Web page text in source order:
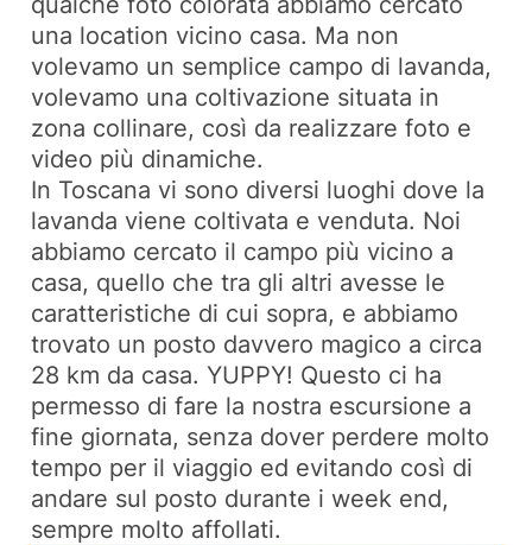
una location vicino casa. Ma non
volevamo un semplice campo di lavanda,
volevamo una coltivazione situata in
zona collinare, così da realizzare foto e
video più dinamiche.
In Toscana vi sono diversi luoghi dove la
lavanda viene coltivata e venduta. Noi
abbiamo cercato il campo più vicino a
casa, quello che tra gli altri avesse le
caratteristiche di cui sopra, e abbiamo
trovato un posto davvero magico a circa
28 km da casa. YUPPY! Questo ci ha
permesso di fare la nostra escursione a
fine giornata, senza dover perdere molto
tempo per il viaggio ed evitando così di
andare sul posto durante i week end,
sempre molto affollati.